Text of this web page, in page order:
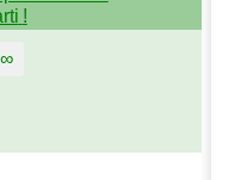
!
∞